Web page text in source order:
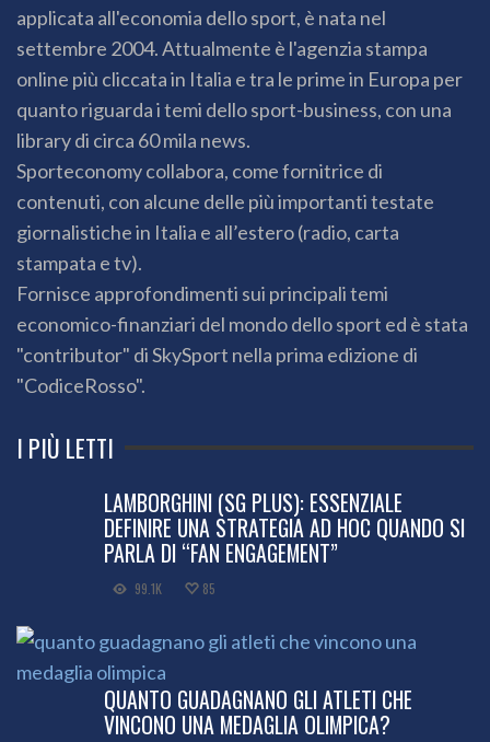
applicata all'economia dello sport, è nata nel
settembre 2004. Attualmente è l'agenzia stampa
online più cliccata in Italia e tra le prime in Europa per
quanto riguarda i temi dello sport-business, con una
library di circa 60 mila news.
Sporteconomy collabora, come fornitrice di
contenuti, con alcune delle più importanti testate
giornalistiche in Italia e all’estero (radio, carta
stampata e tv).
Fornisce approfondimenti sui principali temi
economico-finanziari del mondo dello sport ed è stata
"contributor" di SkySport nella prima edizione di
"CodiceRosso".
I PIÙ LETTI
LAMBORGHINI (SG PLUS): ESSENZIALE
DEFINIRE UNA STRATEGIA AD HOC QUANDO SI
PARLA DI “FAN ENGAGEMENT”
99.1K 85
QUANTO GUADAGNANO GLI ATLETI CHE
VINCONO UNA MEDAGLIA OLIMPICA?